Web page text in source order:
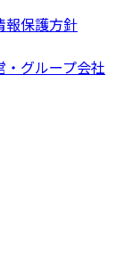
報保護方針
・グループ会社